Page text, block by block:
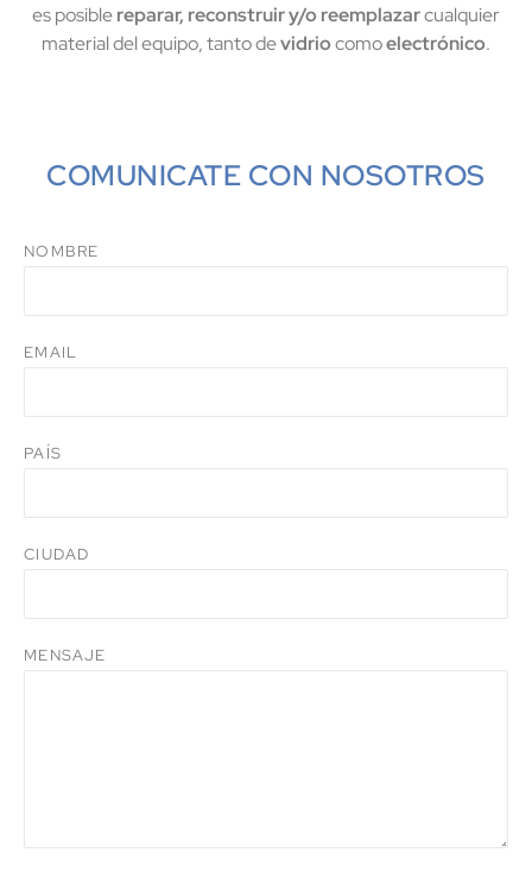
es posiblereparar, reconstruir y/o reemplazarcualquier
material del equipo, tanto devidriocomoelectrónico.
COMUNICATE CON NOSOTROS
NOMBRE
EMAIL
PAÍS
CIUDAD
MENSAJE